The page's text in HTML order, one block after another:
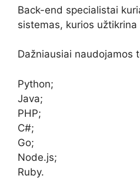
Back-end specialistai
sistemas, kurios
Dažniausiai naudojamos
Python;
Java;
PHP;
C#;
Go;
Node.js;
Ruby.